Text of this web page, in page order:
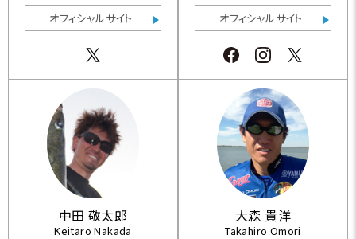
オフィシャルサイト オフィシャルサイト
中田 敬太郎
Keitaro Nakada
大森 貴洋
Takahiro Omori